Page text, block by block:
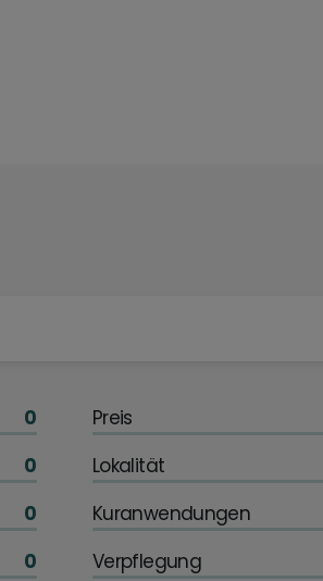
0
0
0
0
Preis
Lokalität
Kuranwendungen
Verpflegung